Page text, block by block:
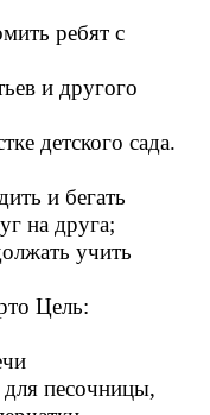
ребят с
и другого
детского сада.
и бегать
на друга;
учить
Цель:
песочницы,